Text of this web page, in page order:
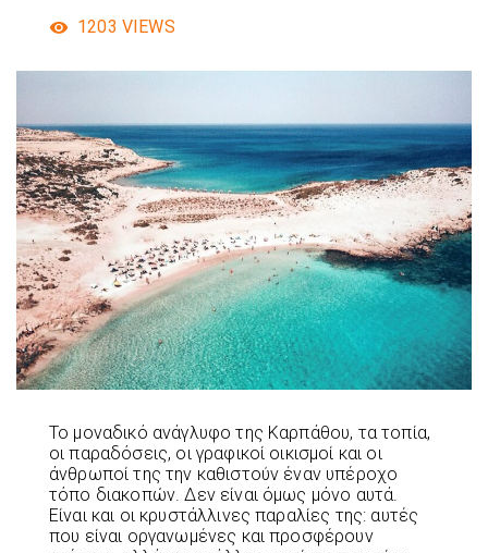
1203 VIEWS
Το μοναδικό ανάγλυφο της Καρπάθου, τα τοπία,
οι παραδόσεις, οι γραφικοί οικισμοί και οι
άνθρωποί της την καθιστούν έναν υπέροχο
τόπο διακοπών. Δεν είναι όμως μόνο αυτά.
Είναι και οι κρυστάλλινες παραλίες της: αυτές
που είναι οργανωμένες και προσφέρουν